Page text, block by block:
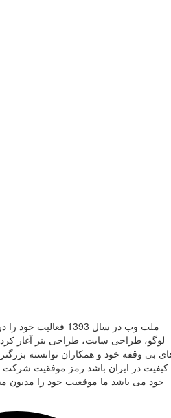
ملت وب در سال 1393
لوگو، طراحی سایت، طراحی بنر آغاز
بی وقفه خود و همکاران توانسته
کیفیت در ایران باشد رمز موفقیت شرکت
خود می باشد ما موقعیت خود را مدیون